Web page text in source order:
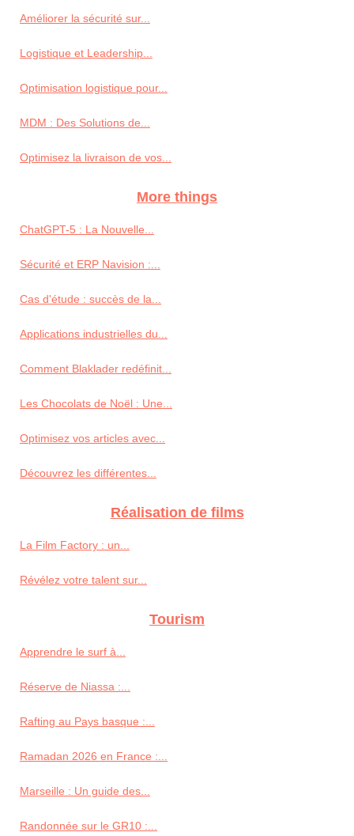
Améliorer la sécurité sur...
Logistique et Leadership...
Optimisation logistique pour...
MDM : Des Solutions de...
Optimisez la livraison de vos...
More things
ChatGPT-5 : La Nouvelle...
Sécurité et ERP Navision :...
Cas d'étude : succès de la...
Applications industrielles du...
Comment Blaklader redéfinit...
Les Chocolats de Noël : Une...
Optimisez vos articles avec...
Découvrez les différentes...
Réalisation de films
La Film Factory : un...
Révélez votre talent sur...
Tourism
Apprendre le surf à...
Réserve de Niassa :...
Rafting au Pays basque :...
Ramadan 2026 en France :...
Marseille : Un guide des...
Randonnée sur le GR10 :...